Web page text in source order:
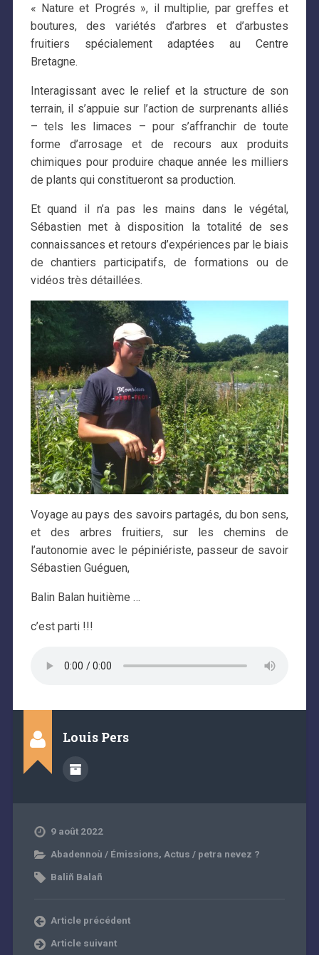
« Nature et Progrés », il multiplie, par greffes et
boutures, des variétés d’arbres et d’arbustes
fruitiers spécialement adaptées au Centre
Bretagne.
Interagissant avec le relief et la structure de son
terrain, il s’appuie sur l’action de surprenants alliés
– tels les limaces – pour s’affranchir de toute
forme d’arrosage et de recours aux produits
chimiques pour produire chaque année les milliers
de plants qui constitueront sa production.
Et quand il n’a pas les mains dans le végétal,
Sébastien met à disposition la totalité de ses
connaissances et retours d’expériences par le biais
de chantiers participatifs, de formations ou de
vidéos très détaillées.
Voyage au pays des savoirs partagés, du bon sens,
et des arbres fruitiers, sur les chemins de
l’autonomie avec le pépiniériste, passeur de savoir
Sébastien Guéguen,
Balin Balan huitième …
c’est parti !!!
Louis Pers
9 août 2022
Abadennoù / Émissions, Actus / petra nevez ?
Baliñ Balañ
Article précédent
Article suivant